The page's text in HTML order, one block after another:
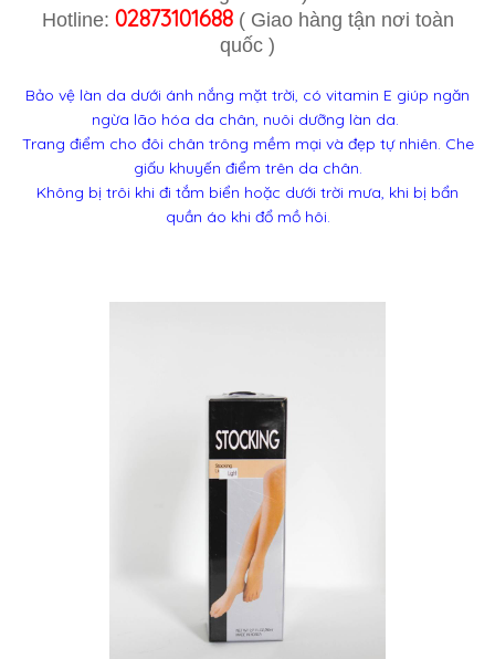
Hotline: 02873101688( Giao hàng tận nơi toàn
quốc )
Bảo vệ làn da dưới ánh nắng mặt trời, có vitamin E giúp ngăn
ngừa lão hóa da chân, nuôi dưỡng làn da.
Trang điểm cho đôi chân trông mềm mại và đẹp tự nhiên. Che
giấu khuyến điểm trên da chân.
Không bị trôi khi đi tắm biển hoặc dưới trời mưa, khi bị bẩn
quần áo khi đổ mồ hôi.